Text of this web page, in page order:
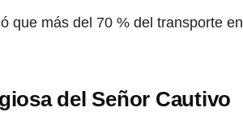
más del 70 % del transporte
del Señor Cautivo